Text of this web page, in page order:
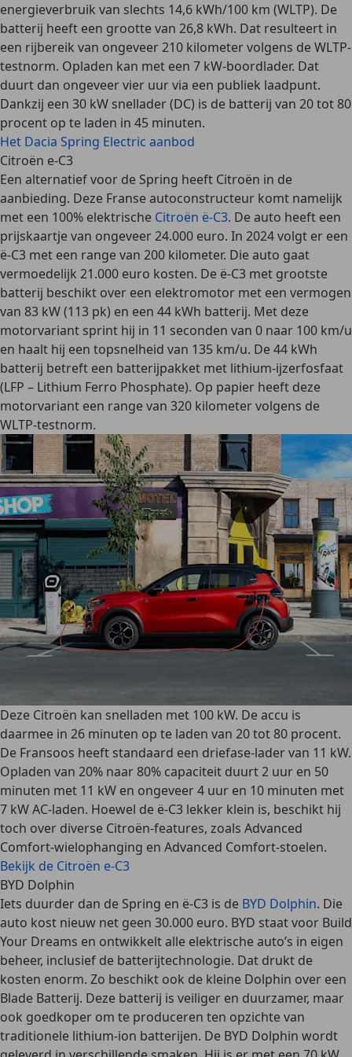
energieverbruik van slechts 14,6 kWh/100 km (WLTP). De
batterij heeft een grootte van 26,8 kWh. Dat resulteert in
een rijbereik van ongeveer 210 kilometer volgens de WLTP-
testnorm. Opladen kan met een 7 kW-boordlader. Dat
duurt dan ongeveer vier uur via een publiek laadpunt.
Dankzij een 30 kW snellader (DC) is de batterij van 20 tot 80
procent op te laden in 45 minuten.
Het Dacia Spring Electric aanbod
Citroën e-C3
Een alternatief voor de Spring heeft Citroën in de
aanbieding. Deze Franse autoconstructeur komt namelijk
met een 100% elektrische Citroën ë-C3. De auto heeft een
prijskaartje van ongeveer 24.000 euro. In 2024 volgt er een
ë-C3 met een range van 200 kilometer. Die auto gaat
vermoedelijk 21.000 euro kosten. De ë-C3 met grootste
batterij beschikt over een elektromotor met een vermogen
van 83 kW (113 pk) en een 44 kWh batterij. Met deze
motorvariant sprint hij in 11 seconden van 0 naar 100 km/u
en haalt hij een topsnelheid van 135 km/u. De 44 kWh
batterij betreft een batterijpakket met lithium-ijzerfosfaat
(LFP – Lithium Ferro Phosphate). Op papier heeft deze
motorvariant een range van 320 kilometer volgens de
WLTP-testnorm.
Deze Citroën kan snelladen met 100 kW. De accu is
daarmee in 26 minuten op te laden van 20 tot 80 procent.
De Fransoos heeft standaard een driefase-lader van 11 kW.
Opladen van 20% naar 80% capaciteit duurt 2 uur en 50
minuten met 11 kW en ongeveer 4 uur en 10 minuten met
7 kW AC-laden. Hoewel de ë-C3 lekker klein is, beschikt hij
toch over diverse Citroën-features, zoals Advanced
Comfort-wielophanging en Advanced Comfort-stoelen.
Bekijk de Citroën e-C3
BYD Dolphin
Iets duurder dan de Spring en ë-C3 is de BYD Dolphin. Die
auto kost nieuw net geen 30.000 euro. BYD staat voor Build
Your Dreams en ontwikkelt alle elektrische auto’s in eigen
beheer, inclusief de batterijtechnologie. Dat drukt de
kosten enorm. Zo beschikt ook de kleine Dolphin over een
Blade Batterij. Deze batterij is veiliger en duurzamer, maar
ook goedkoper om te produceren ten opzichte van
traditionele lithium-ion batterijen. De BYD Dolphin wordt